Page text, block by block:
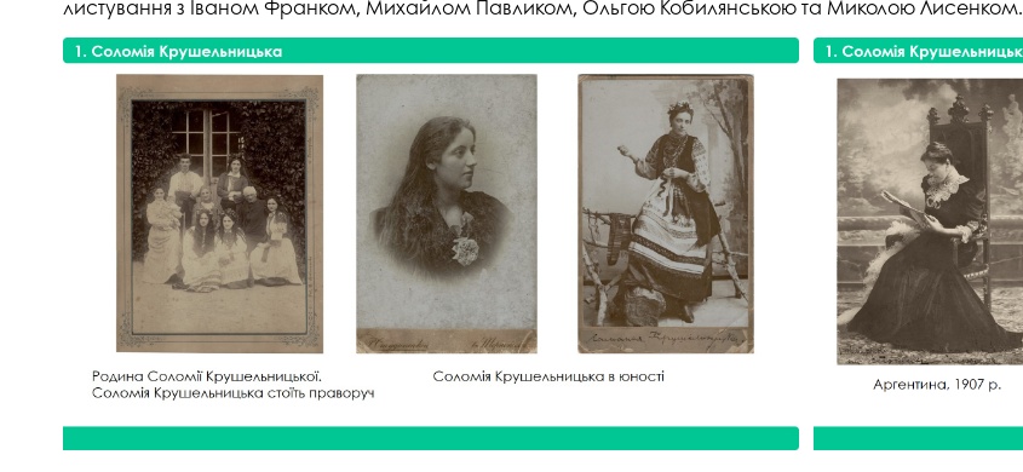
листування з Іваном Франком, Михайлом Павликом, Ольгою Кобилянською та Миколою Лисенком.